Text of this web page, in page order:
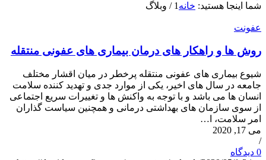
شما اینجا هستید: خانه 1
/ وبلاگ
عفونت
روش ها و راهکار های درمان بیماری های عفونی منتقله
شیوع بیماری های عفونی منتقله پرخطر در میان اقشار مختلف
جامعه در سال های اخیر، یکی از موارد جدی و تهدید کننده سلامت
انسان ها می باشد و با توجه به واکنش ها و تغییرات سریع اجتماعی
از سوی سازمان های بهداشتی درمانی و همچنین سیاست گذاران
امر سلامت، ا…
می 17, 2020
/
0 دیدگاه‌